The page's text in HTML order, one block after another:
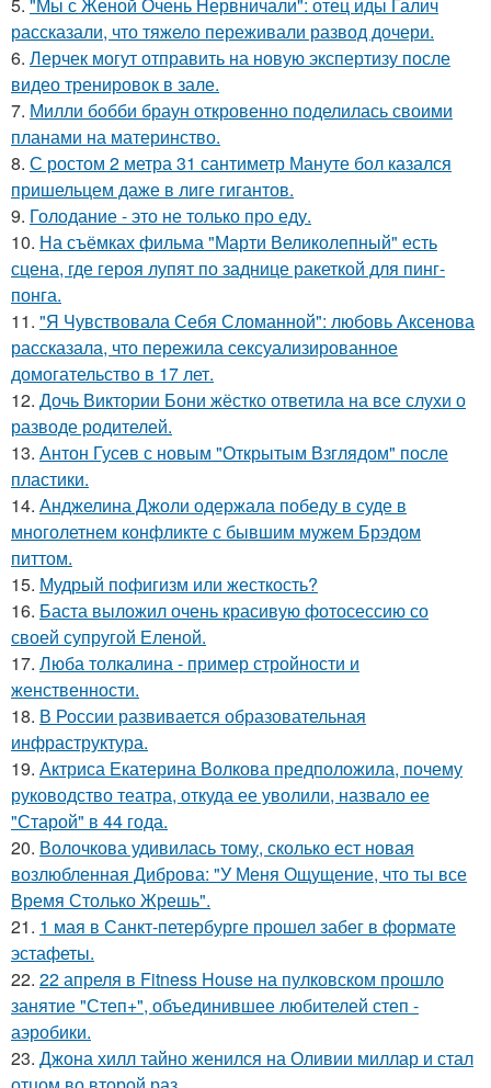
рассказали, что тяжело переживали развод дочери.
6. Лерчек могут отправить на новую экспертизу после
видео тренировок в зале.
7. Милли бобби браун откровенно поделилась своими
планами на материнство.
8. С ростом 2 метра 31 сантиметр Мануте бол казался
пришельцем даже в лиге гигантов.
9. Голодание - это не только про еду.
10. На съёмках фильма "Марти Великолепный" есть
сцена, где героя лупят по заднице ракеткой для пинг-
понга.
11. "Я Чувствовала Себя Сломанной": любовь Аксенова
рассказала, что пережила сексуализированное
домогательство в 17 лет.
12. Дочь Виктории Бони жёстко ответила на все слухи о
разводе родителей.
13. Антон Гусев с новым "Открытым Взглядом" после
пластики.
14. Анджелина Джоли одержала победу в суде в
многолетнем конфликте с бывшим мужем Брэдом
питтом.
15. Мудрый пофигизм или жесткость?
16. Баста выложил очень красивую фотосессию со
своей супругой Еленой.
17. Люба толкалина - пример стройности и
женственности.
18. В России развивается образовательная
инфраструктура.
19. Актриса Екатерина Волкова предположила, почему
руководство театра, откуда ее уволили, назвало ее
"Старой" в 44 года.
20. Волочкова удивилась тому, сколько ест новая
возлюбленная Диброва: "У Меня Ощущение, что ты все
Время Столько Жрешь".
21. 1 мая в Санкт-петербурге прошел забег в формате
эстафеты.
22. 22 апреля в Fitness House на пулковском прошло
занятие "Степ+", объединившее любителей степ -
аэробики.
23. Джона хилл тайно женился на Оливии миллар и стал